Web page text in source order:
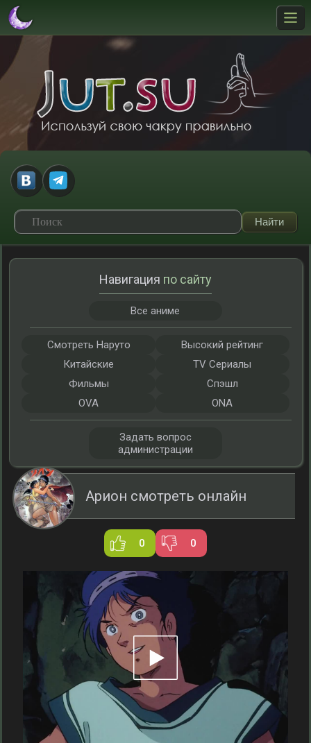
Арион смотреть онлайн
0 0
Навигация по сайту
Все аниме
Смотреть Наруто
Высокий рейтинг
Китайские
TV Сериалы
Фильмы
Спэшл
OVA
ONA
Задать вопрос
администрации